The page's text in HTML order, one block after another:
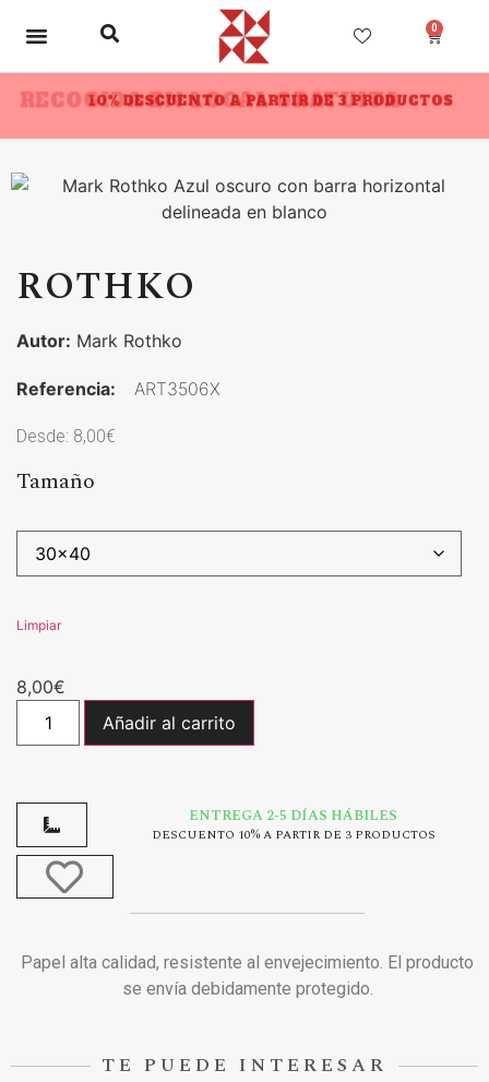
0
10% DESCUENTO A PARTIR DE 3 PRODUCTOS
RECOGIDA EN LOCAL GRATUITA
ROTHKO
Autor: Mark Rothko
Referencia: ART3506X
Desde: 8,00€
Tamaño
Limpiar
8,00€
Añadir al carrito
ENTREGA 2-5 DÍAS HÁBILES
DESCUENTO 10% A PARTIR DE 3 PRODUCTOS
Papel alta calidad, resistente al envejecimiento. El producto
se envía debidamente protegido.
TE PUEDE INTERESAR